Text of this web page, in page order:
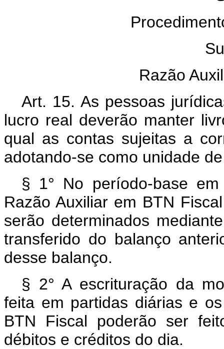
Razão
Art. 15. As pessoas
lucro real deverão manter
qual as contas sujeitas a
adotando-se como unidade
§ 1° No período-base
Razão Auxiliar em BTN
serão determinados
transferido do balanço
desse balanço.
§ 2° A escrituração da
feita em partidas diárias e
BTN Fiscal poderão ser
débitos e créditos do dia.